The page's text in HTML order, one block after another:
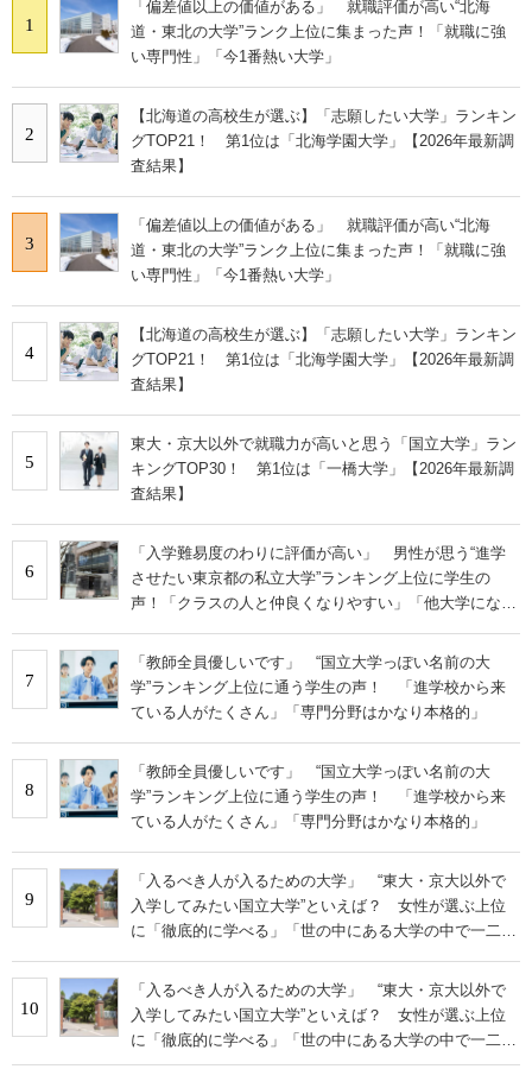
1
「偏差値以上の価値がある」 就職評価が高い“北海
道・東北の大学”ランク上位に集まった声！「就職に強
い専門性」「今1番熱い大学」
2
【北海道の高校生が選ぶ】「志願したい大学」ランキン
グTOP21！ 第1位は「北海学園大学」【2026年最新調
査結果】
3
「偏差値以上の価値がある」 就職評価が高い“北海
道・東北の大学”ランク上位に集まった声！「就職に強
い専門性」「今1番熱い大学」
4
【北海道の高校生が選ぶ】「志願したい大学」ランキン
グTOP21！ 第1位は「北海学園大学」【2026年最新調
査結果】
5
東大・京大以外で就職力が高いと思う「国立大学」ラン
キングTOP30！ 第1位は「一橋大学」【2026年最新調
査結果】
6
「入学難易度のわりに評価が高い」 男性が思う“進学
させたい東京都の私立大学”ランキング上位に学生の
声！「クラスの人と仲良くなりやすい」「他大学にない
7
「教師全員優しいです」 “国立大学っぽい名前の大
学”ランキング上位に通う学生の声！ 「進学校から来
ている人がたくさん」「専門分野はかなり本格的」
8
「教師全員優しいです」 “国立大学っぽい名前の大
学”ランキング上位に通う学生の声！ 「進学校から来
ている人がたくさん」「専門分野はかなり本格的」
9
「入るべき人が入るための大学」 “東大・京大以外で
入学してみたい国立大学”といえば？ 女性が選ぶ上位
に「徹底的に学べる」「世の中にある大学の中で一二を
10
「入るべき人が入るための大学」 “東大・京大以外で
入学してみたい国立大学”といえば？ 女性が選ぶ上位
に「徹底的に学べる」「世の中にある大学の中で一二を
争うレベルの先端設備」の声